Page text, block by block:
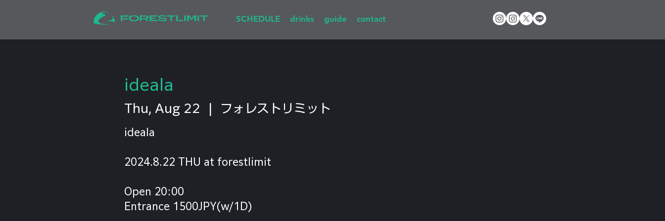
SCHEDULE drinks guide contact
ideala
Thu, Aug 22 フォレストリミット
ideala
2024.8.22 THU at forestlimit
Open 20:00
Entrance 1500JPY(w/1D)